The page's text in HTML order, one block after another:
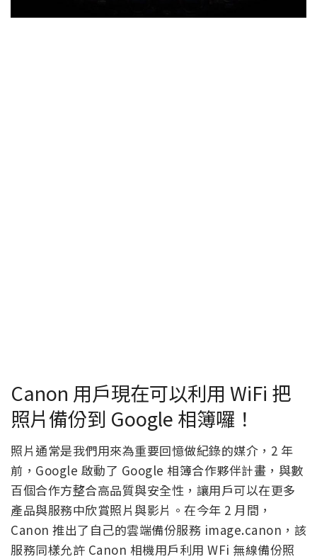
Canon 用戶現在可以利用 WiFi 把
照片備份到 Google 相簿囉！
照片通常是我們用來為重要回憶做紀錄的媒介，2 年
前，Google 啟動了 Google 相簿合作夥伴計畫，與數
百個合作方整合高品質與安全性，讓用戶可以在更多
產品與服務中欣賞照片與影片。在今年 2 月間，
Canon 推出了自己的雲端備份服務 image.canon，該
服務同樣允許 Canon 相機用戶利用 WFi 無線備份照